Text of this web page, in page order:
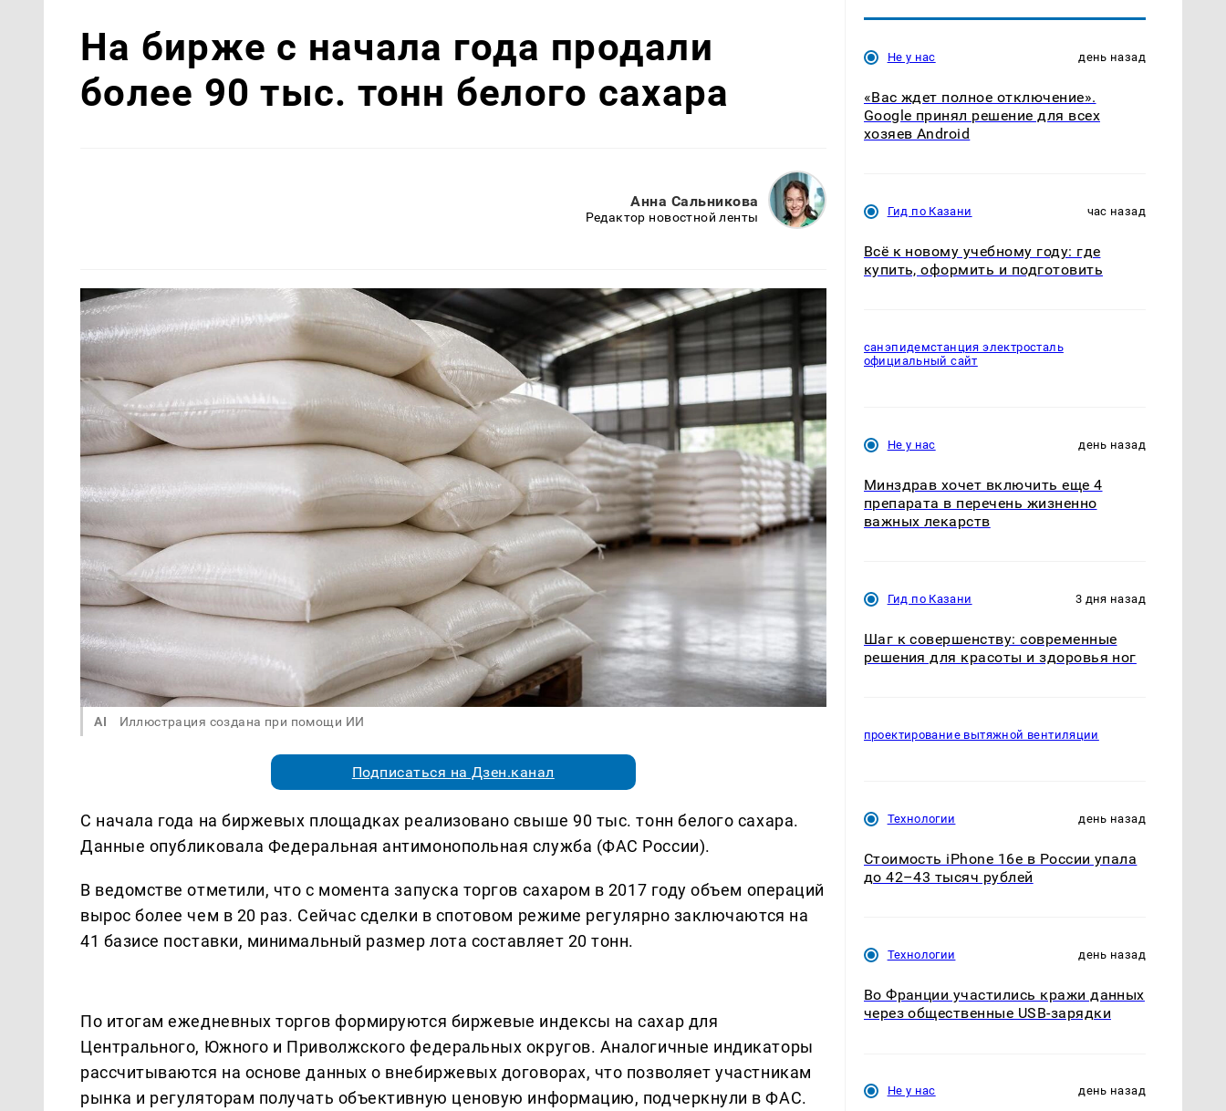
На бирже с начала года продали
более 90 тыс. тонн белого сахара
Анна Сальникова
Редактор новостной ленты
AI Иллюстрация создана при помощи ИИ
Подписаться на Дзен.канал
С начала года на биржевых площадках реализовано свыше 90 тыс. тонн белого сахара.
Данные опубликовала Федеральная антимонопольная служба (ФАС России).
В ведомстве отметили, что с момента запуска торгов сахаром в 2017 году объем операций
вырос более чем в 20 раз. Сейчас сделки в спотовом режиме регулярно заключаются на
41 базисе поставки, минимальный размер лота составляет 20 тонн.
По итогам ежедневных торгов формируются биржевые индексы на сахар для
Центрального, Южного и Приволжского федеральных округов. Аналогичные индикаторы
рассчитываются на основе данных о внебиржевых договорах, что позволяет участникам
рынка и регуляторам получать объективную ценовую информацию, подчеркнули в ФАС.
Не у нас день назад
«Вас ждет полное отключение».
Google принял решение для всех
хозяев Android
Гид по Казани час назад
Всё к новому учебному году: где
купить, оформить и подготовить
санэпидемстанция электросталь
официальный сайт
Не у нас день назад
Минздрав хочет включить еще 4
препарата в перечень жизненно
важных лекарств
Гид по Казани 3 дня назад
Шаг к совершенству: современные
решения для красоты и здоровья ног
проектирование вытяжной вентиляции
Технологии день назад
Стоимость iPhone 16e в России упала
до 42–43 тысяч рублей
Технологии день назад
Во Франции участились кражи данных
через общественные USB-зарядки
Не у нас день назад